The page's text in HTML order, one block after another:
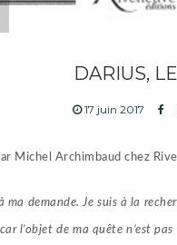
DARIUS,
17 juin 2017
Michel Archimbaud chez
à ma demande. Je suis à la
l’objet de ma quête n’est